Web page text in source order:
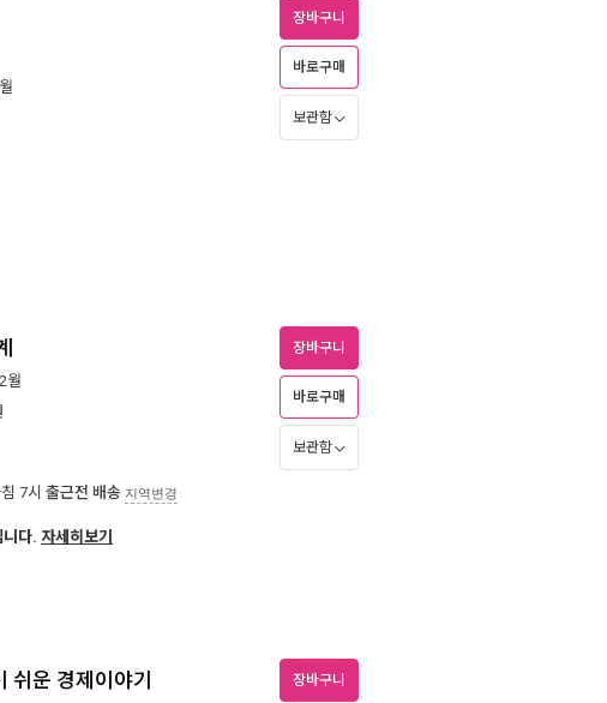
장바구니
바로구매
보관함
월
7시 출근전 배송 지역변경
장바구니
바로구매
보관함
니다. 자세히보기
쉬운 경제이야기 장바구니